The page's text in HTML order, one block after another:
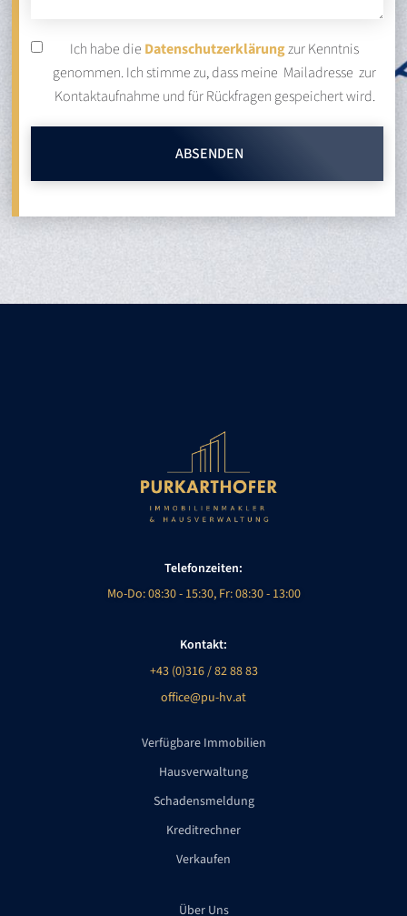
Ich habe die Datenschutzerklärungzur Kenntnis
genommen. Ich stimme zu, dass meine Mailadresse zur
Kontaktaufnahme und für Rückfragen gespeichert wird.
Telefonzeiten:
Mo-Do: 08:30 - 15:30, Fr: 08:30 - 13:00
Kontakt:
+43 (0)316 / 82 88 83
office@pu-hv.at
Verfügbare Immobilien
Hausverwaltung
Schadensmeldung
Kreditrechner
Verkaufen
Über Uns